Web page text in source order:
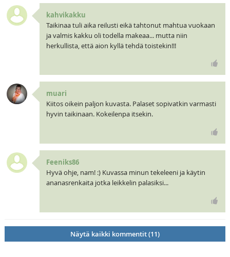
kahvikakku
Taikinaa tuli aika reilusti eikä tahtonut mahtua vuokaan
ja valmis kakku oli todella makeaa... mutta niin
herkullista, että aion kyllä tehdä toistekin!!!
muari
Kiitos oikein paljon kuvasta. Palaset sopivatkin varmasti
hyvin taikinaan. Kokeilenpa itsekin.
Feeniks86
Hyvä ohje, nam! :) Kuvassa minun tekeleeni ja käytin
ananasrenkaita jotka leikkelin palasiksi...
Näytä kaikki kommentit (11)